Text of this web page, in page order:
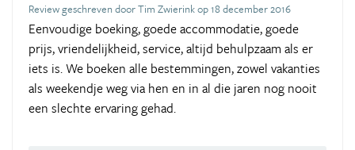
Review geschreven door Tim Zwierink op 18 december 2016
Eenvoudige boeking, goede accommodatie, goede
prijs, vriendelijkheid, service, altijd behulpzaam als er
iets is. We boeken alle bestemmingen, zowel vakanties
als weekendje weg via hen en in al die jaren nog nooit
een slechte ervaring gehad.